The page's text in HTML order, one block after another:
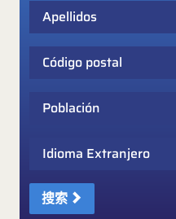
Apellidos
Código postal
Población
Idioma Extranjero
搜索